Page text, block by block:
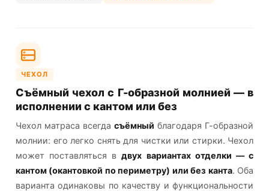
ЧЕХОЛ
Съёмный чехол с Г-образной молнией — в
исполнении с кантом или без
Чехол матраса всегда съёмный благодаря Г-образной
молнии: его легко снять для чистки или стирки. Чехол
может поставляться вдвух вариантах отделки — с
кантом (окантовкой по периметру) или без канта. Оба
варианта одинаковы по качеству и функциональности